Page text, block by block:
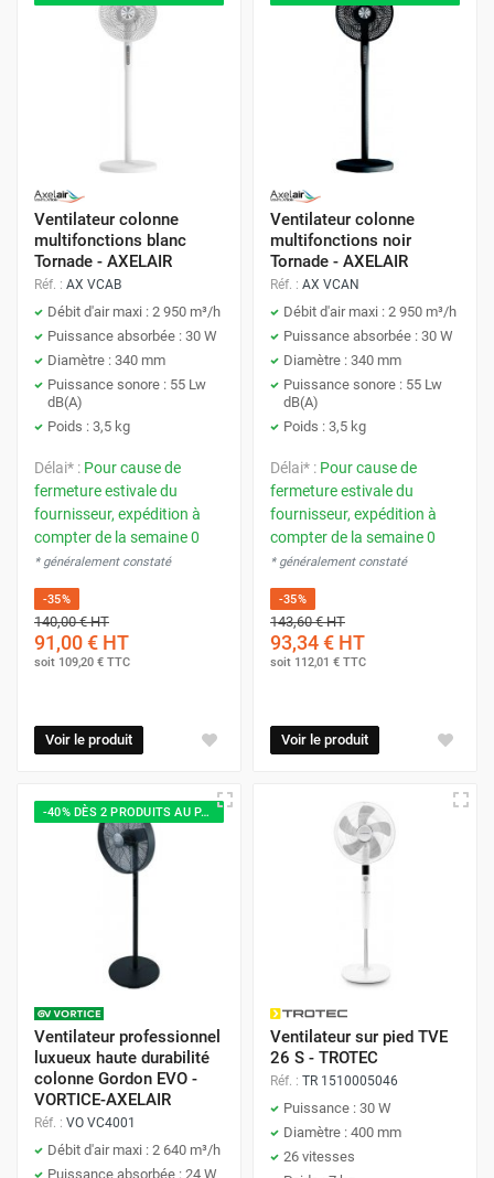
Ventilateur colonne
multifonctions blanc
Tornade - AXELAIR
Réf. : AX VCAB
Débit d'air maxi : 2 950 m³/h
Puissance absorbée : 30 W
Diamètre : 340 mm
Puissance sonore : 55 Lw
dB(A)
Poids : 3,5 kg
Délai* : Pour cause de
fermeture estivale du
fournisseur, expédition à
compter de la semaine 0
* généralement constaté
-35%
140,00 €HT
91,00 € HT
soit 109,20 € TTC
Voir le produit
Ventilateur colonne
multifonctions noir
Tornade - AXELAIR
Réf. : AX VCAN
Débit d'air maxi : 2 950 m³/h
Puissance absorbée : 30 W
Diamètre : 340 mm
Puissance sonore : 55 Lw
dB(A)
Poids : 3,5 kg
Délai* : Pour cause de
fermeture estivale du
fournisseur, expédition à
compter de la semaine 0
* généralement constaté
-35%
143,60 €HT
93,34 € HT
soit 112,01 € TTC
Voir le produit
-40% DÈS 2 PRODUITS AU PANIER
Ventilateur professionnel
luxueux haute durabilité
colonne Gordon EVO -
VORTICE-AXELAIR
Réf. : VO VC4001
Débit d'air maxi : 2 640 m³/h
Puissance absorbée : 24 W
Ventilateur sur pied TVE
26 S - TROTEC
Réf. : TR 1510005046
Puissance : 30 W
Diamètre : 400 mm
26 vitesses